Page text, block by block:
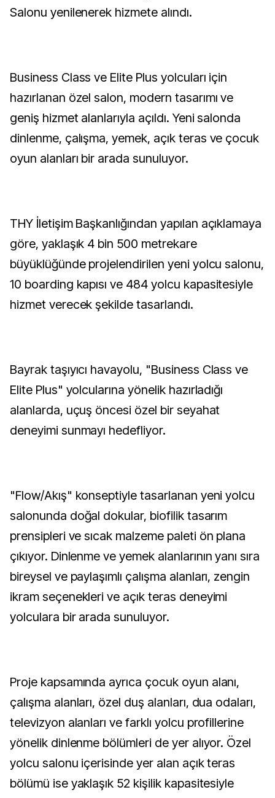
Salonu yenilenerek hizmete alındı.
Business Class ve Elite Plus yolcuları için
hazırlanan özel salon, modern tasarımı ve
geniş hizmet alanlarıyla açıldı. Yeni salonda
dinlenme, çalışma, yemek, açık teras ve çocuk
oyun alanları bir arada sunuluyor.
THY İletişim Başkanlığından yapılan açıklamaya
göre, yaklaşık 4 bin 500 metrekare
büyüklüğünde projelendirilen yeni yolcu salonu,
10 boarding kapısı ve 484 yolcu kapasitesiyle
hizmet verecek şekilde tasarlandı.
Bayrak taşıyıcı havayolu, "Business Class ve
Elite Plus" yolcularına yönelik hazırladığı
alanlarda, uçuş öncesi özel bir seyahat
deneyimi sunmayı hedefliyor.
"Flow/Akış" konseptiyle tasarlanan yeni yolcu
salonunda doğal dokular, biofilik tasarım
prensipleri ve sıcak malzeme paleti ön plana
çıkıyor. Dinlenme ve yemek alanlarının yanı sıra
bireysel ve paylaşımlı çalışma alanları, zengin
ikram seçenekleri ve açık teras deneyimi
yolculara bir arada sunuluyor.
Proje kapsamında ayrıca çocuk oyun alanı,
çalışma alanları, özel duş alanları, dua odaları,
televizyon alanları ve farklı yolcu profillerine
yönelik dinlenme bölümleri de yer alıyor. Özel
yolcu salonu içerisinde yer alan açık teras
bölümü ise yaklaşık 52 kişilik kapasitesiyle